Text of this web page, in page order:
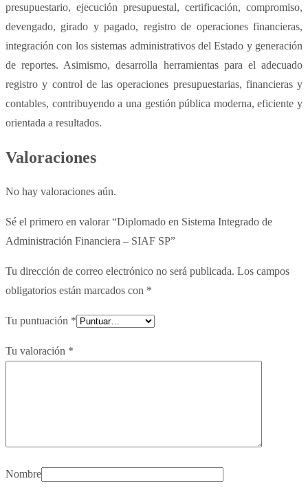
presupuestario, ejecución presupuestal, certificación, compromiso,
devengado, girado y pagado, registro de operaciones financieras,
integración con los sistemas administrativos del Estado y generación
de reportes. Asimismo, desarrolla herramientas para el adecuado
registro y control de las operaciones presupuestarias, financieras y
contables, contribuyendo a una gestión pública moderna, eficiente y
orientada a resultados.
Valoraciones
No hay valoraciones aún.
Sé el primero en valorar “Diplomado en Sistema Integrado de
Administración Financiera – SIAF SP”
Tu dirección de correo electrónico no será publicada. Los campos
obligatorios están marcados con *
Tu puntuación *
Tu valoración *
Nombre